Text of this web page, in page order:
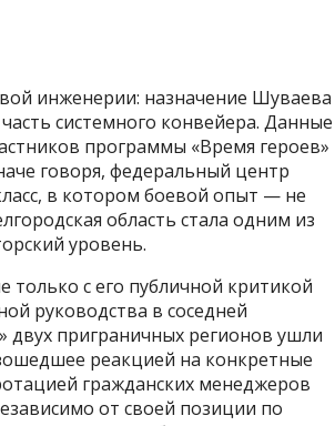
инженерии: назначение Шуваева
системного конвейера. Данные
программы «Время героев»
говоря, федеральный центр
в котором боевой опыт — не
область стала одним из
уровень.
только с его публичной критикой
руководства в соседней
двух приграничных регионов ушли
реакцией на конкретные
гражданских менеджеров
от своей позиции по